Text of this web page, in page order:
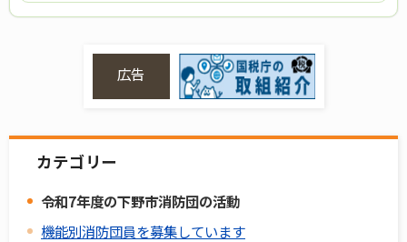
広告
カテゴリー
令和7年度の下野市消防団の活動
機能別消防団員を募集しています